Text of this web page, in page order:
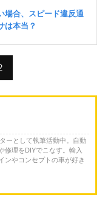
ーとして執筆活動中。自動
修理をDIYでこなす。輸入
ンやコンセプトの車が好き